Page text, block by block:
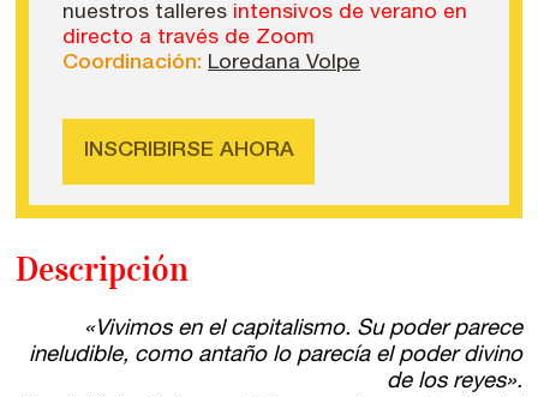
nuestros talleres intensivos de verano en
directo a través de Zoom
Coordinación: Loredana Volpe
INSCRIBIRSE AHORA
Descripción
«Vivimos en el capitalismo. Su poder parece
ineludible, como antaño lo parecía el poder divino
de los reyes».